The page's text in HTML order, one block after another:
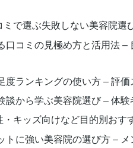
ミで選ぶ失敗しない美容院選
口コミの見極め方と活用法
度ランキングの使い方 – 評
談から学ぶ美容院選び – 体
・キッズ向けなど目的別おす
トに強い美容院の選び方 –